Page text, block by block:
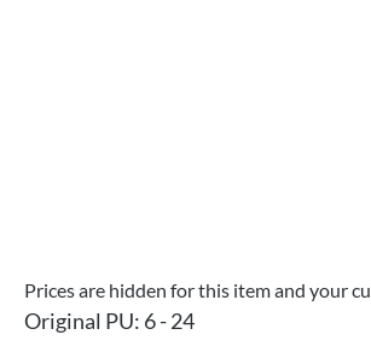
Prices are hidden for this item and your
Original PU: 6 - 24